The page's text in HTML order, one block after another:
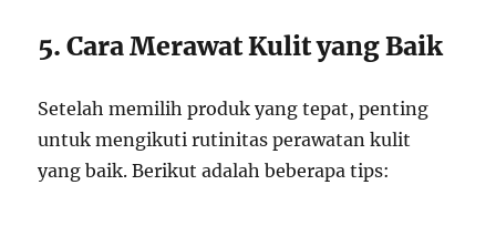
5. Cara Merawat Kulit yang Baik
Setelah memilih produk yang tepat, penting
untuk mengikuti rutinitas perawatan kulit
yang baik. Berikut adalah beberapa tips: